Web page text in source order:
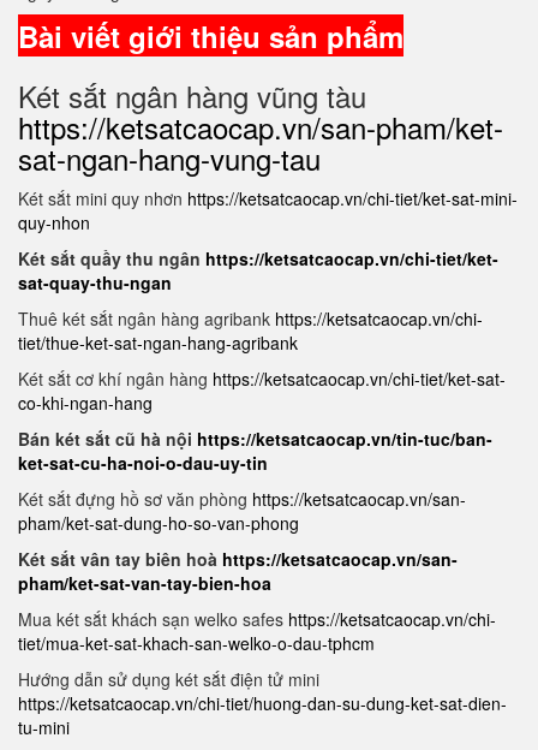
Bài viết giới thiệu sản phẩm
Két sắt ngân hàng vũng tàu
https://ketsatcaocap.vn/san-pham/ket-
sat-ngan-hang-vung-tau
Két sắt mini quy nhơn https://ketsatcaocap.vn/chi-tiet/ket-sat-mini-
quy-nhon
Két sắt quầy thu ngân https://ketsatcaocap.vn/chi-tiet/ket-
sat-quay-thu-ngan
Thuê két sắt ngân hàng agribank https://ketsatcaocap.vn/chi-
tiet/thue-ket-sat-ngan-hang-agribank
Két sắt cơ khí ngân hàng https://ketsatcaocap.vn/chi-tiet/ket-sat-
co-khi-ngan-hang
Bán két sắt cũ hà nội https://ketsatcaocap.vn/tin-tuc/ban-
ket-sat-cu-ha-noi-o-dau-uy-tin
Két sắt đựng hồ sơ văn phòng https://ketsatcaocap.vn/san-
pham/ket-sat-dung-ho-so-van-phong
Két sắt vân tay biên hoà https://ketsatcaocap.vn/san-
pham/ket-sat-van-tay-bien-hoa
Mua két sắt khách sạn welko safes https://ketsatcaocap.vn/chi-
tiet/mua-ket-sat-khach-san-welko-o-dau-tphcm
Hướng dẫn sử dụng két sắt điện tử mini
https://ketsatcaocap.vn/chi-tiet/huong-dan-su-dung-ket-sat-dien-
tu-mini